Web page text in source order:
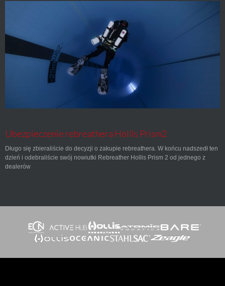
Ubezpieczenie rebreathera Hollis Prism2
Długo się zbieraliście do decyzji o zakupie rebreathera. W końcu nadszedł ten
dzień i odebraliście swój nowiutki Rebreather Hollis Prism 2 od jednego z
dealerów